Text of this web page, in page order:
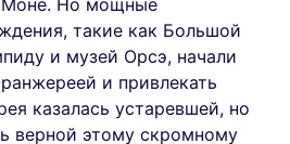
Но мощные
такие как Большой
и музей Орсэ, начали
и привлекать
казалась устаревшей, но
верной этому скромному